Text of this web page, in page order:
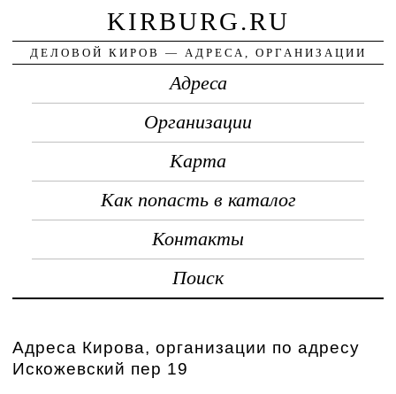
KIRBURG.RU
ДЕЛОВОЙ КИРОВ — АДРЕСА, ОРГАНИЗАЦИИ
Адреса
Организации
Карта
Как попасть в каталог
Контакты
Поиск
Адреса Кирова, организации по адресу
Искожевский пер 19